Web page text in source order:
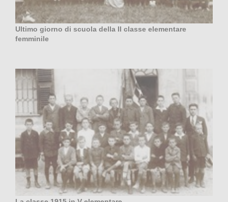
Ultimo giorno di scuola della II classe elementare
femminile